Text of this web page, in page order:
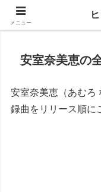
思
安室奈美恵の
安室奈美恵（あむろ
録曲をリリース順に
メニュー